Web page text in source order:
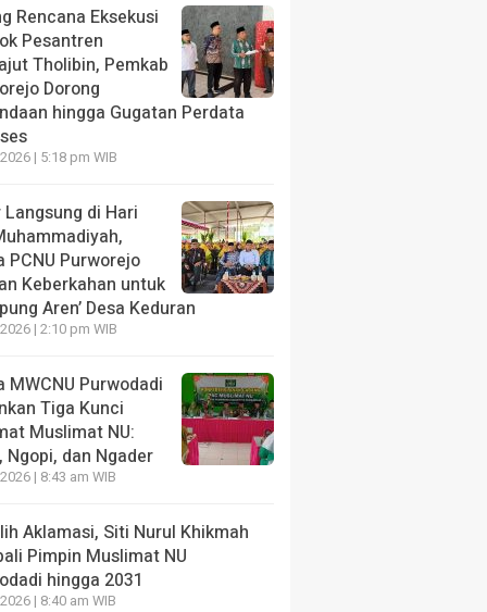
Rencana Eksekusi Pondok Pesantren Minhajut
Dorong Penundaan hingga Gugatan Perdata
lalu
Langsung di Hari ber-
Ketua PCNU
Doakan Keberkahan
lalu
Rencana Eksekusi
Pesantren
Tholibin, Pemkab
Dorong
hingga Gugatan Perdata
| 5:18 pm WIB
Langsung di Hari
PCNU Purworejo
Keberkahan untuk
Aren’ Desa Keduran
| 2:10 pm WIB
MWCNU Purwodadi
Tiga Kunci
Muslimat NU:
Ngopi, dan Ngader
| 8:43 am WIB
Aklamasi, Siti Nurul Khikmah
Pimpin Muslimat NU
hingga 2031
| 8:40 am WIB